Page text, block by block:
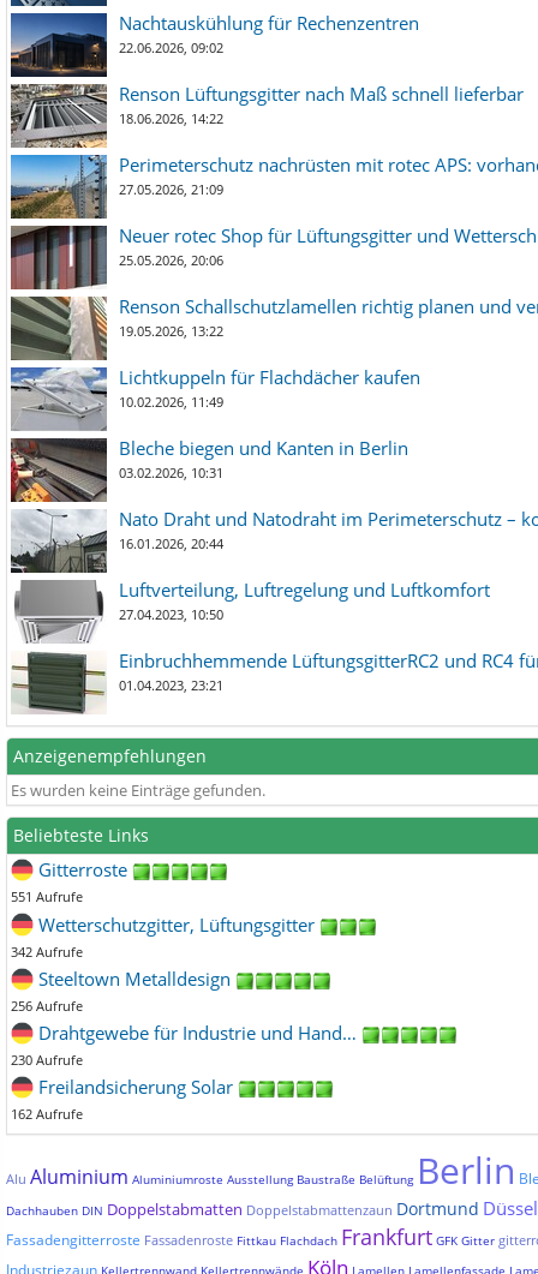
Nachtauskühlung für Rechenzentren
22.06.2026, 09:02
Renson Lüftungsgitter nach Maß schnell lieferbar
18.06.2026, 14:22
Perimeterschutz nachrüsten mit rotec APS:
27.05.2026, 21:09
Neuer rotec Shop für Lüftungsgitter und
25.05.2026, 20:06
Renson Schallschutzlamellen richtig planen und
19.05.2026, 13:22
Lichtkuppeln für Flachdächer kaufen
10.02.2026, 11:49
Bleche biegen und Kanten in Berlin
03.02.2026, 10:31
Nato Draht und Natodraht im Perimeterschutz –
16.01.2026, 20:44
Luftverteilung, Luftregelung und Luftkomfort
27.04.2023, 10:50
Einbruchhemmende LüftungsgitterRC2 und RC4
01.04.2023, 23:21
Anzeigenempfehlungen
Es wurden keine Einträge gefunden.
Beliebteste Links
Gitterroste
551 Aufrufe
Wetterschutzgitter, Lüftungsgitter
342 Aufrufe
Steeltown Metalldesign
256 Aufrufe
Drahtgewebe für Industrie und Hand…
230 Aufrufe
Freilandsicherung Solar
162 Aufrufe
Alu Aluminium Aluminiumroste Ausstellung Baustraße Belüftung Berlin
Dachhauben DIN Doppelstabmatten Doppelstabmattenzaun Dortmund
Fassadengitterroste Fassadenroste Fittkau Flachdach Frankfurt GFK Gitter
Köln